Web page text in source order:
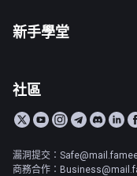
新手學堂
社區
漏洞提交：
商務合作：